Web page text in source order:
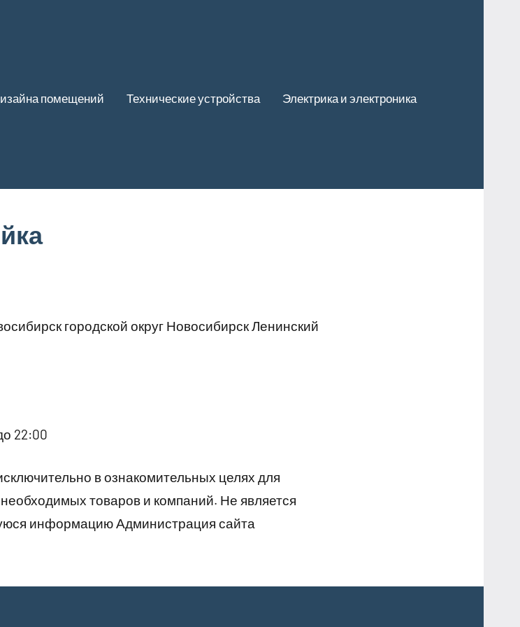
помещений Технические устройства Электрика и электроника
городской округ Новосибирск Ленинский
22:00
в ознакомительных целях для
товаров и компаний. Не является
информацию Администрация сайта